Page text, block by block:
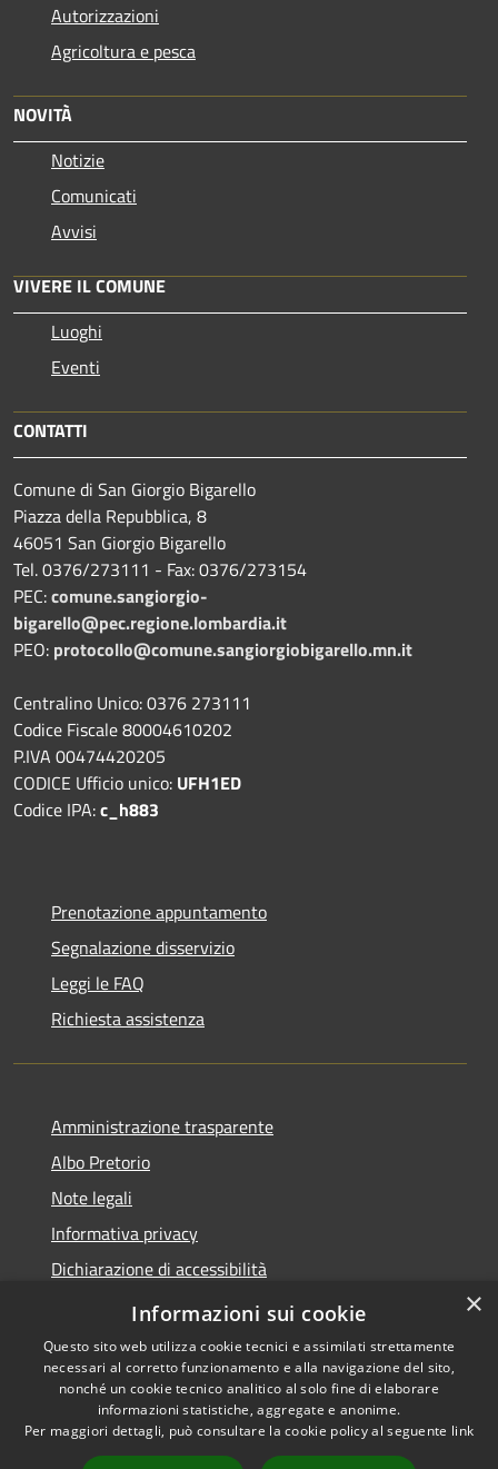
Autorizzazioni
Agricoltura e pesca
NOVITÀ
Notizie
Comunicati
Avvisi
VIVERE IL COMUNE
Luoghi
Eventi
CONTATTI
Comune di San Giorgio Bigarello
Piazza della Repubblica, 8
46051 San Giorgio Bigarello
Tel. 0376/273111 - Fax: 0376/273154
PEC:comune.sangiorgio-
bigarello@pec.regione.lombardia.it
PEO: protocollo@comune.sangiorgiobigarello.mn.it
Centralino Unico: 0376 273111
Codice Fiscale 80004610202
P.IVA 00474420205
CODICE Ufficio unico: UFH1ED
Codice IPA:c_h883
Prenotazione appuntamento
Segnalazione disservizio
Leggi le FAQ
Richiesta assistenza
Amministrazione trasparente
Albo Pretorio
Note legali
Informativa privacy
Dichiarazione di accessibilità
Obiettivi di accessibilità
Accessibilità
Copyright © 2026 • Comune di
San Giorgio Bigarello •
×
Informazioni sui cookie
Questo sito web utilizza cookie tecnici e assimilati strettamente
necessari al corretto funzionamento e alla navigazione del sito,
nonché un cookie tecnico analitico al solo fine di elaborare
informazioni statistiche, aggregate e anonime.
Per maggiori dettagli, può consultare la cookie policy al seguente link